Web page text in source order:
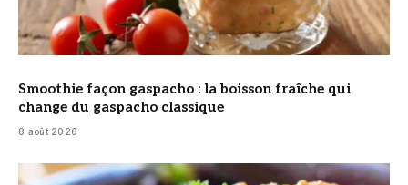
Smoothie façon gaspacho : la boisson fraîche qui
change du gaspacho classique
8 août 2026
© DR